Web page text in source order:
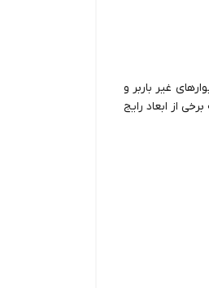
غیر باربر و
از ابعاد رایج